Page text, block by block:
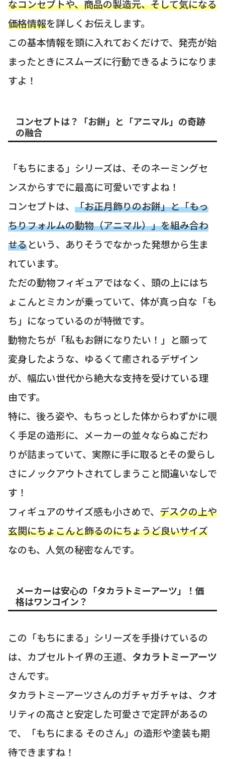
なコンセプトや、商品の製造元、そして気になる
価格情報を詳しくお伝えします。
この基本情報を頭に入れておくだけで、発売が始
まったときにスムーズに行動できるようになりま
すよ！
コンセプトは？「お餅」と「アニマル」の奇跡
の融合
「もちにまる」シリーズは、そのネーミングセ
ンスからすでに最高に可愛いですよね！
コンセプトは、 「お正月飾りのお餅」と「もっ
ちりフォルムの動物（アニマル）」を組み合わ
せるという、ありそうでなかった発想から生ま
れています。
ただの動物フィギュアではなく、頭の上にはち
ょこんとミカンが乗っていて、体が真っ白な「も
ち」になっているのが特徴です。
動物たちが「私もお餅になりたい！」と願って
変身したような、ゆるくて癒されるデザイン
が、幅広い世代から絶大な支持を受けている理
由です。
特に、後ろ姿や、もちっとした体からわずかに覗
く手足の造形に、メーカーの並々ならぬこだわ
りが詰まっていて、実際に手に取るとその愛らし
さにノックアウトされてしまうこと間違いなしで
す！
フィギュアのサイズ感も小さめで、 デスクの上や
玄関にちょこんと飾るのにちょうど良いサイズ
なのも、人気の秘密なんです。
メーカーは安心の「タカラトミーアーツ」！価
格はワンコイン？
この「もちにまる」シリーズを手掛けているの
は、カプセルトイ界の王道、 タカラトミーアーツ
さんです。
タカラトミーアーツさんのガチャガチャは、クオ
リティの高さと安定した可愛さで定評があるの
で、「もちにまる そのさん」の造形や塗装も期
待できますね！